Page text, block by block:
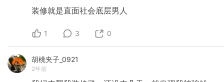
装修就是直面社会底层男人
1 3 0
胡桃夹子_0921
2年前